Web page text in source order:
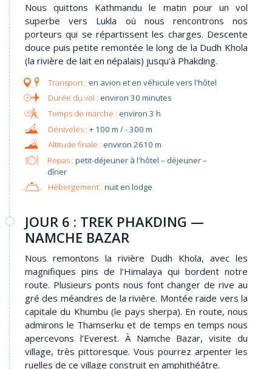
Nous quittons Kathmandu le matin pour un vol
superbe vers Lukla où nous rencontrons nos
porteurs qui se répartissent les charges. Descente
douce puis petite remontée le long de la Dudh Khola
(la rivière de lait en népalais) jusqu'à Phakding.
en avion et en véhicule vers l'hôtel
environ 30 minutes
environ 3 h
+ 100 m / - 300 m
environ 2610 m
Repas : petit-déjeuner à l'hôtel – déjeuner –
dîner
Hébergement : nuit en lodge
JOUR 6 : TREK PHAKDING —
NAMCHE BAZAR
Nous remontons la rivière Dudh Khola, avec les
magnifiques pins de l'Himalaya qui bordent notre
route. Plusieurs ponts nous font changer de rive au
gré des méandres de la rivière. Montée raide vers la
capitale du Khumbu (le pays sherpa). En route, nous
admirons le Thamserku et de temps en temps nous
apercevons l’Everest. À Namche Bazar, visite du
village, très pittoresque. Vous pourrez arpenter les
ruelles de ce village construit en amphithéâtre.